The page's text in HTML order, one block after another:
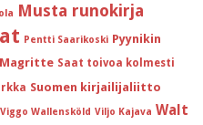
Musta runokirja
Pentti Saarikoski Pyynikin
Magritte Saat toivoa kolmesti
Suomen kirjailijaliitto
Viggo Wallensköld Viljo Kajava Walt